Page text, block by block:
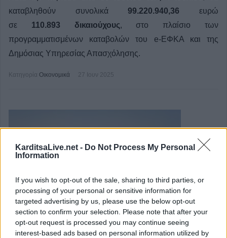
KarditsaLive.net - Do Not Process My Personal
Information
If you wish to opt-out of the sale, sharing to third parties, or
processing of your personal or sensitive information for
targeted advertising by us, please use the below opt-out
section to confirm your selection. Please note that after your
opt-out request is processed you may continue seeing
interest-based ads based on personal information utilized by
καταβληθούν συνολικά99.220.940,36ευρώ
σε 110.893 δικαιούχους, στο πλαίσιο των
προγραμματισμένων καταβολών του e-ΕΦΚΑ και της
Δημόσιας Υπηρεσίας Απασχόλησης.
Κατηγορία Οικονομικά 27 Ιουν 2025